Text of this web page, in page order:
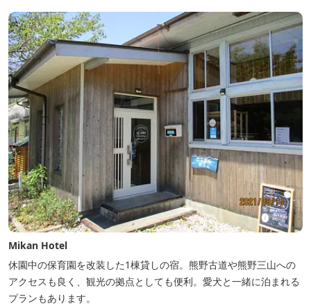
豊富な畑の幸や海の幸を堪能していただけます。 風光明媚な御浜を
巡る旅の拠点として、当...
Mikan Hotel
休園中の保育園を改装した1棟貸しの宿。熊野古道や熊野三山への
アクセスも良く、観光の拠点としても便利。愛犬と一緒に泊まれる
プランもあります。